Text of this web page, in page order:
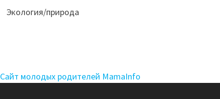
Экология/природа
Сайт молодых родителей MamaInfo